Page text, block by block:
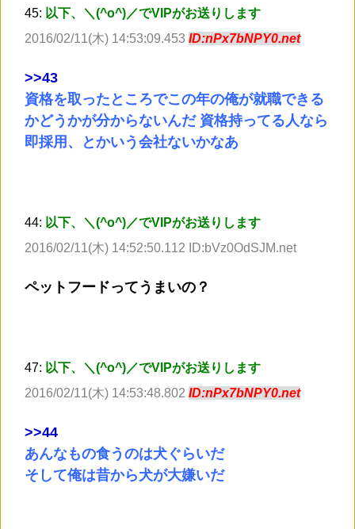
45: 以下、＼(^o^)／でVIPがお送りします
2016/02/11(木) 14:53:09.453 ID:nPx7bNPY0.net
>>43
資格を取ったところでこの年の俺が就職できる
かどうかが分からないんだ 資格持ってる人なら
即採用、とかいう会社ないかなあ
44: 以下、＼(^o^)／でVIPがお送りします
2016/02/11(木) 14:52:50.112 ID:bVz0OdSJM.net
ペットフードってうまいの？
47: 以下、＼(^o^)／でVIPがお送りします
2016/02/11(木) 14:53:48.802 ID:nPx7bNPY0.net
>>44
あんなもの食うのは犬ぐらいだ
そして俺は昔から犬が大嫌いだ